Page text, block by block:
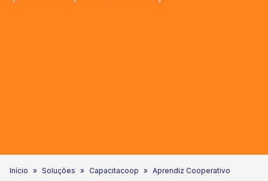
Início Soluções Capacitacoop Aprendiz Cooperativo